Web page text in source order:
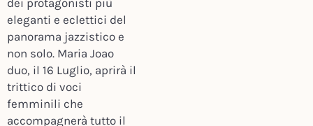
dei protagonisti più
eleganti e eclettici del
panorama jazzistico e
non solo. Maria Joao
duo, il 16 Luglio, aprirà il
trittico di voci
femminili che
accompagnerà tutto il